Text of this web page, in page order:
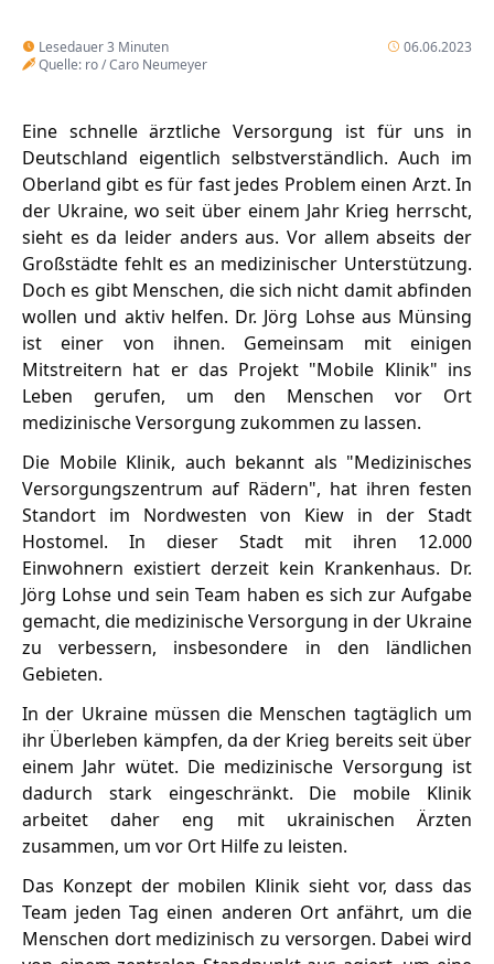
Lesedauer 3 Minuten
Quelle: ro / Caro Neumeyer
06.06.2023
Eine schnelle ärztliche Versorgung ist für uns in
Deutschland eigentlich selbstverständlich. Auch im
Oberland gibt es für fast jedes Problem einen Arzt. In
der Ukraine, wo seit über einem Jahr Krieg herrscht,
sieht es da leider anders aus. Vor allem abseits der
Großstädte fehlt es an medizinischer Unterstützung.
Doch es gibt Menschen, die sich nicht damit abfinden
wollen und aktiv helfen. Dr. Jörg Lohse aus Münsing
ist einer von ihnen. Gemeinsam mit einigen
Mitstreitern hat er das Projekt "Mobile Klinik" ins
Leben gerufen, um den Menschen vor Ort
medizinische Versorgung zukommen zu lassen.
Die Mobile Klinik, auch bekannt als "Medizinisches
Versorgungszentrum auf Rädern", hat ihren festen
Standort im Nordwesten von Kiew in der Stadt
Hostomel. In dieser Stadt mit ihren 12.000
Einwohnern existiert derzeit kein Krankenhaus. Dr.
Jörg Lohse und sein Team haben es sich zur Aufgabe
gemacht, die medizinische Versorgung in der Ukraine
zu verbessern, insbesondere in den ländlichen
Gebieten.
In der Ukraine müssen die Menschen tagtäglich um
ihr Überleben kämpfen, da der Krieg bereits seit über
einem Jahr wütet. Die medizinische Versorgung ist
dadurch stark eingeschränkt. Die mobile Klinik
arbeitet daher eng mit ukrainischen Ärzten
zusammen, um vor Ort Hilfe zu leisten.
Das Konzept der mobilen Klinik sieht vor, dass das
Team jeden Tag einen anderen Ort anfährt, um die
Menschen dort medizinisch zu versorgen. Dabei wird